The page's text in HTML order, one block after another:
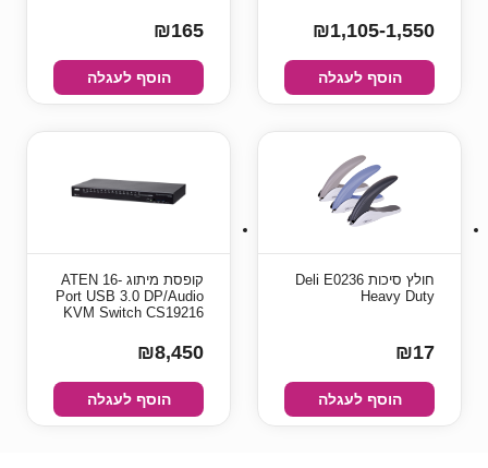
₪1,105-1,550
הוסף לעגלה
₪165
הוסף לעגלה
חולץ סיכות Deli E0236
Heavy Duty
₪17
הוסף לעגלה
קופסת מיתוג ATEN 16-
Port USB 3.0 DP/Audio
KVM Switch CS19216
₪8,450
הוסף לעגלה